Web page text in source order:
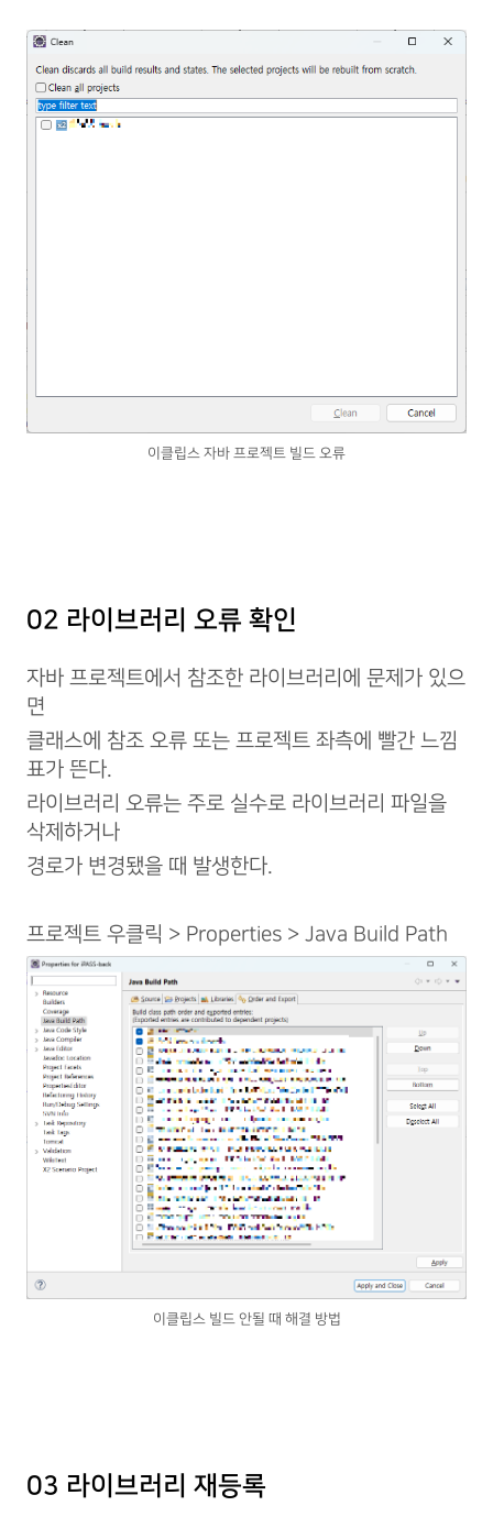
이클립스 자바 프로젝트 빌드 오류
02 라이브러리 오류 확인
자바 프로젝트에서 참조한 라이브러리에 문제가 있으
면
클래스에 참조 오류 또는 프로젝트 좌측에 빨간 느낌
표가 뜬다.
라이브러리 오류는 주로 실수로 라이브러리 파일을
삭제하거나
경로가 변경됐을 때 발생한다.
프로젝트 우클릭 > Properties > Java Build Path
이클립스 빌드 안될 때 해결 방법
03 라이브러리 재등록